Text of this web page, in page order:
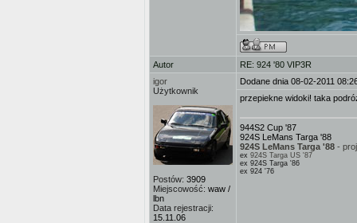
Autor
RE: 924 '80 VIP3R
igor
Użytkownik
Postów: 3909
Miejscowość: waw /
lbn
Data rejestracji:
15.11.06
Dodane dnia 08-02-2011
przepiekne widoki! taka
944S2 Cup '87
924S LeMans Targa '88
924S LeMans Targa '88 -
ex 924S Targa US '87
ex 924S Targa '86
ex 924 '76